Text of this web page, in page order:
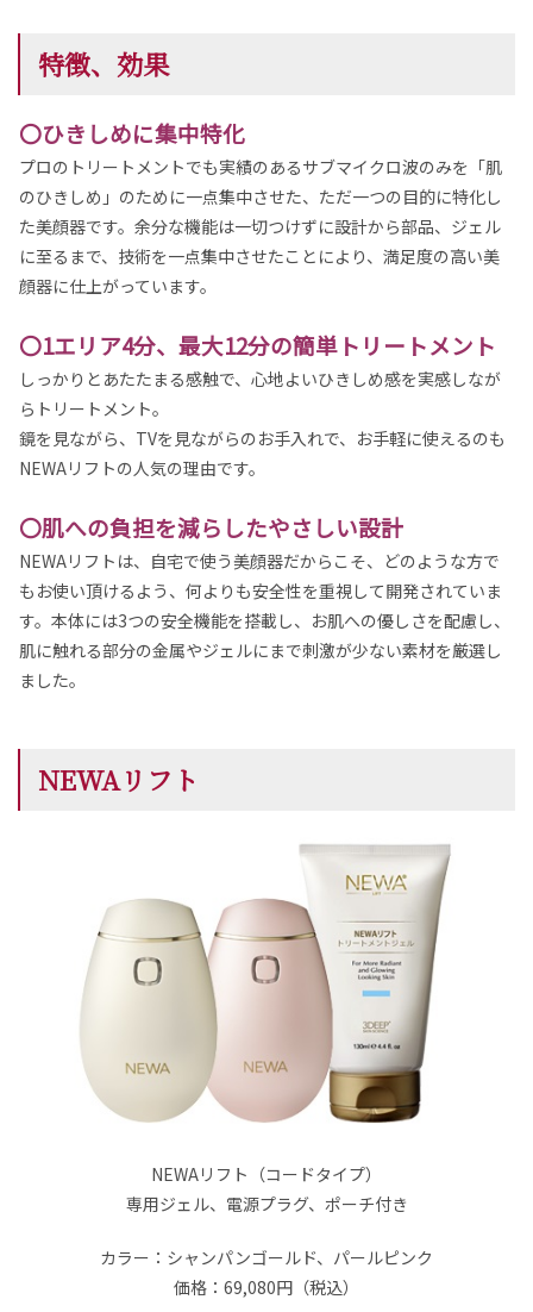
特徴、効果
〇ひきしめに集中特化
プロのトリートメントでも実績のあるサブマイクロ波のみを「肌
のひきしめ」のために一点集中させた、ただ一つの目的に特化し
た美顔器です。余分な機能は一切つけずに設計から部品、ジェル
に至るまで、技術を一点集中させたことにより、満足度の高い美
顔器に仕上がっています。
〇1エリア4分、最大12分の簡単トリートメント
しっかりとあたたまる感触で、心地よいひきしめ感を実感しなが
らトリートメント。
鏡を見ながら、TVを見ながらのお手入れで、お手軽に使えるのも
NEWAリフトの人気の理由です。
〇肌への負担を減らしたやさしい設計
NEWAリフトは、自宅で使う美顔器だからこそ、どのような方で
もお使い頂けるよう、何よりも安全性を重視して開発されていま
す。本体には3つの安全機能を搭載し、お肌への優しさを配慮し、
肌に触れる部分の金属やジェルにまで刺激が少ない素材を厳選し
ました。
NEWAリフト
NEWAリフト（コードタイプ）
専用ジェル、電源プラグ、ポーチ付き
カラー：シャンパンゴールド、パールピンク
価格：69,080円（税込）